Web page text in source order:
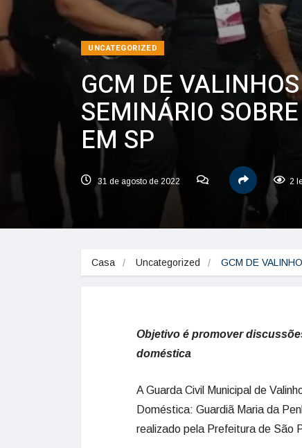
UNCATEGORIZED
GCM DE
SEMINÁRIO
EM SP
31 de agosto de 2022 2
Casa Uncategorized GCM DE
Objetivo é promover
doméstica
A Guarda Civil Municipal de
Doméstica: Guardiã Maria da
realizado pela Prefeitura de São